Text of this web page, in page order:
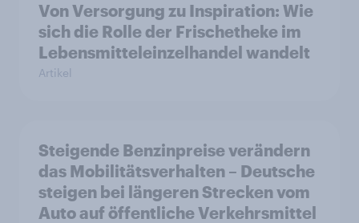
Von Versorgung zu Inspiration: Wie
sich die Rolle der Frischetheke im
Lebensmitteleinzelhandel wandelt
Artikel
Steigende Benzinpreise verändern
das Mobilitätsverhalten – Deutsche
steigen bei längeren Strecken vom
Auto auf öffentliche Verkehrsmittel